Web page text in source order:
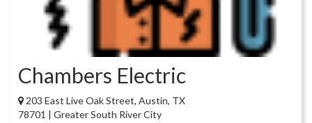
Chambers Electric
203 East Live Oak Street, Austin, TX
78701 | Greater South River City